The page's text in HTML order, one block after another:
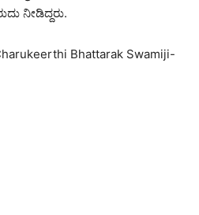
ನೀಡಿದ್ದರು.
Bhattarak Swamiji-